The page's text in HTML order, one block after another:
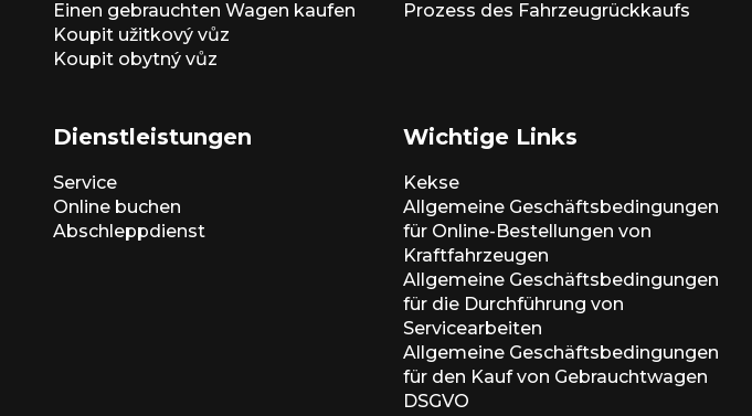
Einen gebrauchten Wagen kaufen
Koupit užitkový vůz
Koupit obytný vůz
Prozess des Fahrzeugrückkaufs
Dienstleistungen
Service
Online buchen
Abschleppdienst
Wichtige Links
Kekse
Allgemeine Geschäftsbedingungen
für Online-Bestellungen von
Kraftfahrzeugen
Allgemeine Geschäftsbedingungen
für die Durchführung von
Servicearbeiten
Allgemeine Geschäftsbedingungen
für den Kauf von Gebrauchtwagen
DSGVO